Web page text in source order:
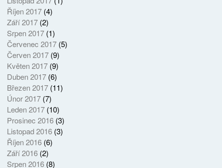
Říjen 2017(4)
Září 2017(2)
Srpen 2017(1)
Červenec 2017(5)
Červen 2017(9)
Květen 2017(9)
Duben 2017(6)
Březen 2017(11)
Únor 2017(7)
Leden 2017(10)
Prosinec 2016(3)
Listopad 2016(3)
Říjen 2016(6)
Září 2016(2)
Srpen 2016(8)